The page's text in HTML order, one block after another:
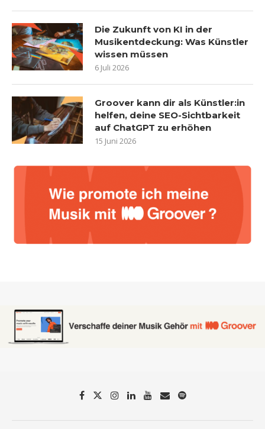
Die Zukunft von KI in der
Musikentdeckung: Was Künstler
wissen müssen
6 Juli 2026
Groover kann dir als Künstler:in
helfen, deine SEO-Sichtbarkeit
auf ChatGPT zu erhöhen
15 Juni 2026